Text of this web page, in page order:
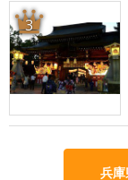
3
兵